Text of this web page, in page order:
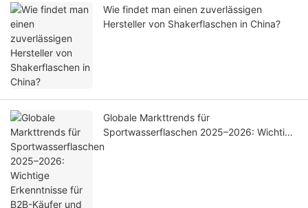
Wie findet man einen zuverlässigen
Hersteller von Shakerflaschen in China?
Globale Markttrends für
Sportwasserflaschen 2025–2026: Wichtige
Erkenntnisse für B2B-Käufer und